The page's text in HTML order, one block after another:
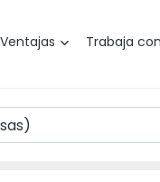
Ventajas Trabaja